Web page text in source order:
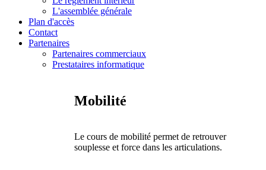
L'assemblée générale
Plan d'accès
Contact
Partenaires
Partenaires commerciaux
Prestataires informatique
Mobilité
Le cours de mobilité permet de retrouver
souplesse et force dans les articulations.